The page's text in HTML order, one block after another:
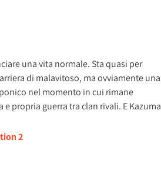
una vita normale. Sta quasi per
di malavitoso, ma ovviamente una
nel momento in cui rimane
propria guerra tra clan rivali. E Kazuma
2